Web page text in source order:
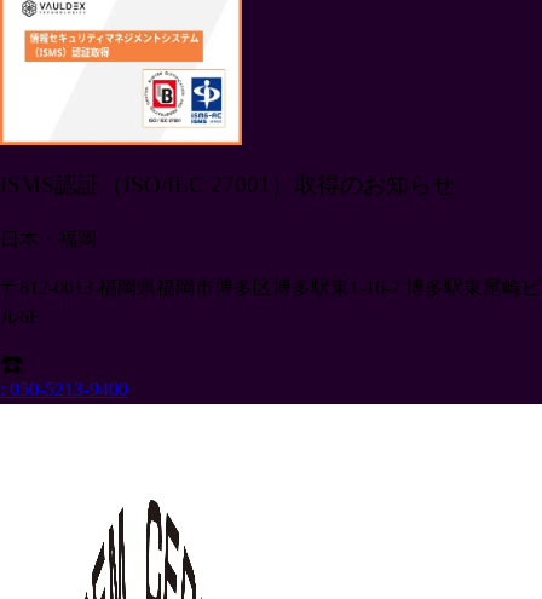
ISMS認証（ISO/IEC 27001）取得のお知らせ
日本・福岡
〒812-0013 福岡県福岡市博多区博多駅東1-16-7 博多駅東尾崎ビ
ル6F
: 050-5213-9400